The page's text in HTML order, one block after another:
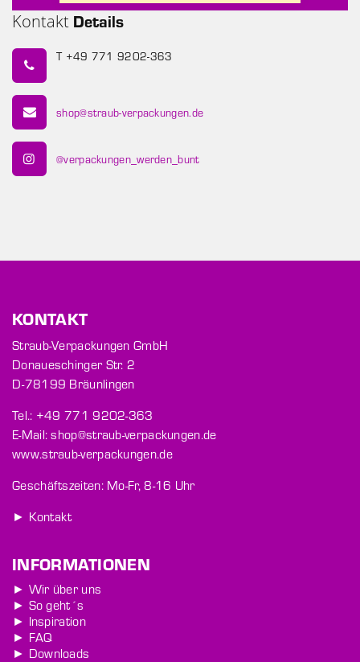
Kontakt Details
T +49 771 9202-363
shop@straub-verpackungen.de
@verpackungen_werden_bunt
KONTAKT
Straub-Verpackungen GmbH
Donaueschinger Str. 2
D-78199 Bräunlingen
Tel.: +49 771 9202-363
E-Mail: shop@straub-verpackungen.de
www.straub-verpackungen.de
Geschäftszeiten: Mo-Fr, 8-16 Uhr
► Kontakt
INFORMATIONEN
► Wir über uns
► So geht´s
► Inspiration
► FAQ
► Downloads